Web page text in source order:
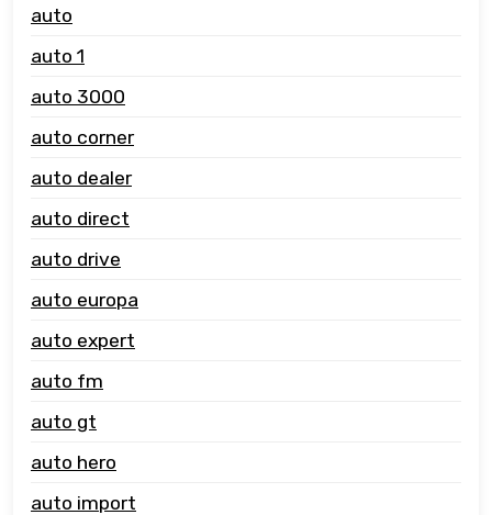
auto
auto 1
auto 3000
auto corner
auto dealer
auto direct
auto drive
auto europa
auto expert
auto fm
auto gt
auto hero
auto import